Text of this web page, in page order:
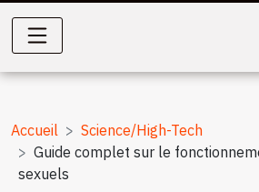
Accueil
Science/High-Tech
Guide complet sur le
sexuels